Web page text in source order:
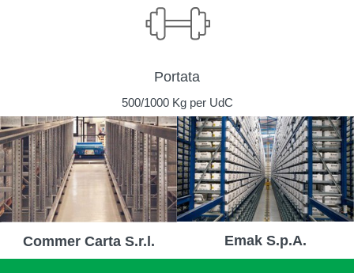
Portata
500/1000 Kg per UdC
Commer Carta S.r.l. Emak S.p.A.